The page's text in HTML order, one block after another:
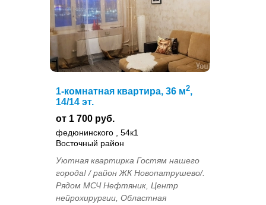
1-комнатная квартира, 36 м2,
14/14 эт.
от 1 700 руб.
федюнинского , 54к1
Восточный район
Уютная квартирка Гостям нашего
города! / район ЖК Новопатрушево/.
Рядом МСЧ Нефтяник, Центр
нейрохирургии, Областная